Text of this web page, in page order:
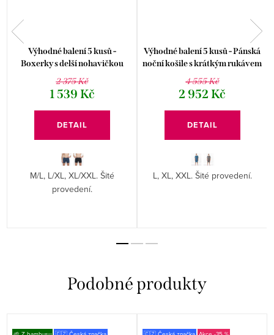
Výhodné balení 5 kusů -
Boxerky s delší nohavičkou
74180P
2 375 Kč
1 539 Kč
DETAIL
M/L, L/XL, XL/XXL. Šité
provedení.
Výhodné balení 5 kusů - Pánská
noční košile s krátkým rukávem
79200P
4 555 Kč
2 952 Kč
DETAIL
L, XL, XXL. Šité provedení.